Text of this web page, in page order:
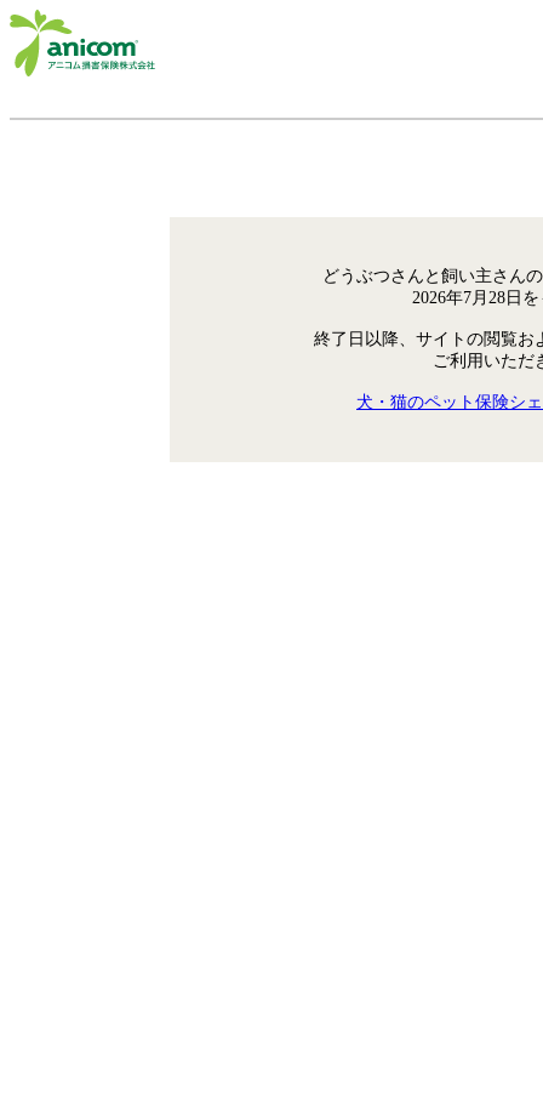
どうぶつさんと飼い主さん
2026年7月28日
終了日以降、サイトの閲覧お
ご利用いただ
犬・猫のペット保険シ